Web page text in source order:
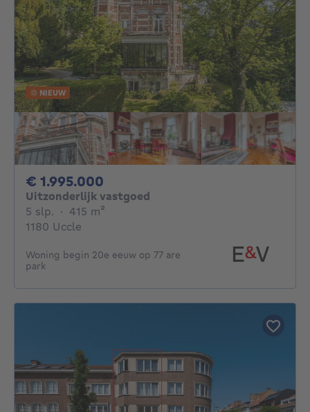
NIEUW
€ 1.995.000
Uitzonderlijk vastgoed
5 slp. 5 slaapkamers
· 415 m²
1180 Uccle
Woning begin 20e eeuw op 77 are
park